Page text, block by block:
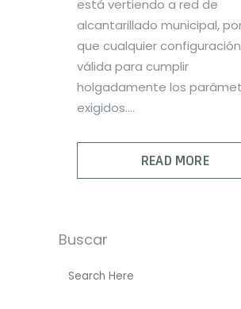
está vertiendo a red de
alcantarillado municipal,
que cualquier
válida para cumplir
holgadamente los
exigidos....
READ MORE
Buscar